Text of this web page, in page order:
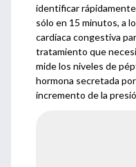
identificar
sólo en 15 minutos, a
cardíaca congestiva
tratamiento que
mide los niveles de
hormona secretada
incremento de la